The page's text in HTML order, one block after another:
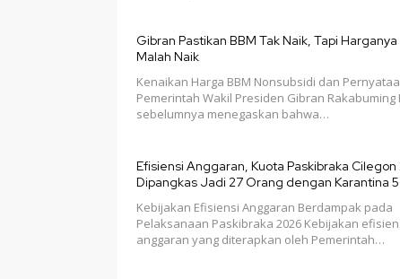
Gibran Pastikan BBM Tak Naik, Tapi Harganya
Malah Naik
Kenaikan Harga BBM Nonsubsidi dan
Pemerintah Wakil Presiden Gibran Rakabuming
sebelumnya menegaskan bahwa…
Efisiensi Anggaran, Kuota Paskibraka
Dipangkas Jadi 27 Orang dengan Karantina
Kebijakan Efisiensi Anggaran Berdampak pada
Pelaksanaan Paskibraka 2026 Kebijakan
anggaran yang diterapkan oleh Pemerintah…